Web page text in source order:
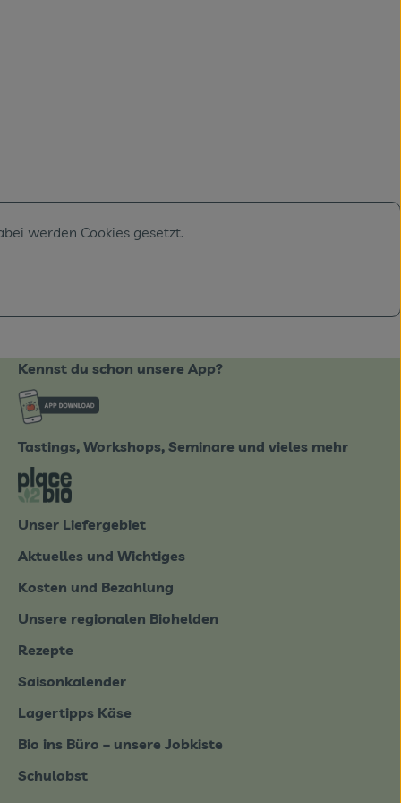
werden Cookies gesetzt.
0826.html
Kennst du schon unsere App?
Externer Link zu https://www.biobote-
Tastings, Workshops, Seminare und vieles mehr
Externer Link zu https://place2bio.de/
Unser Liefergebiet
Aktuelles und Wichtiges
Kosten und Bezahlung
Unsere regionalen Biohelden
Rezepte
Saisonkalender
Lagertipps Käse
Bio ins Büro – unsere Jobkiste
Schulobst